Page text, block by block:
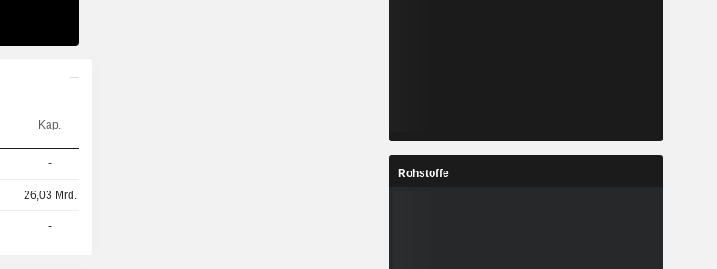
Kap.
-
26,03 Mrd.
-
Rohstoffe